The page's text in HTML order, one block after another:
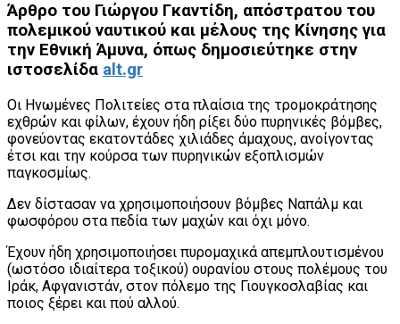
Άρθρο του Γιώργου Γκαντίδη, απόστρατου του
πολεμικού ναυτικού και μέλους της Κίνησης για
την Εθνική Άμυνα, όπως δημοσιεύτηκε στην
ιστοσελίδα alt.gr
Οι Ηνωμένες Πολιτείες στα πλαίσια της τρομοκράτησης
εχθρών και φίλων, έχουν ήδη ρίξει δύο πυρηνικές βόμβες,
φονεύοντας εκατοντάδες χιλιάδες άμαχους, ανοίγοντας
έτσι και την κούρσα των πυρηνικών εξοπλισμών
παγκοσμίως.
Δεν δίστασαν να χρησιμοποιήσουν βόμβες Ναπάλμ και
φωσφόρου στα πεδία των μαχών και όχι μόνο.
Έχουν ήδη χρησιμοποιήσει πυρομαχικά απεμπλουτισμένου
(ωστόσο ιδιαίτερα τοξικού) ουρανίου στους πολέμους του
Ιράκ, Αφγανιστάν, στον πόλεμο της Γιουγκοσλαβίας και
ποιος ξέρει και πού αλλού.